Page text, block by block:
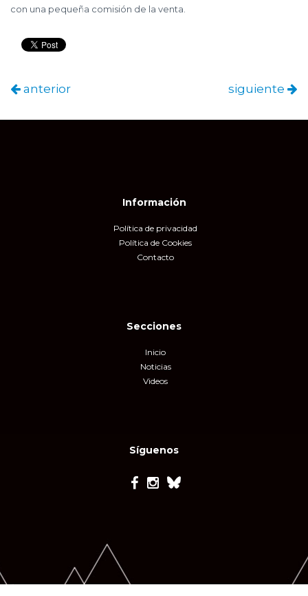
con una pequeña comisión de la venta.
anterior siguiente
Información
Política de privacidad
Política de Cookies
Contacto
Síguenos
Secciones
Inicio
Noticias
Videos